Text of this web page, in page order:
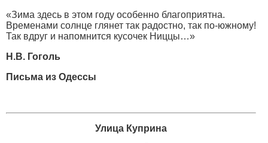
«Зима здесь в этом году особенно благоприятна.
Временами солнце глянет так радостно, так по-южному!
Так вдруг и напомнится кусочек Ниццы…»
Н.В. Гоголь
Письма из Одессы
Улица Куприна